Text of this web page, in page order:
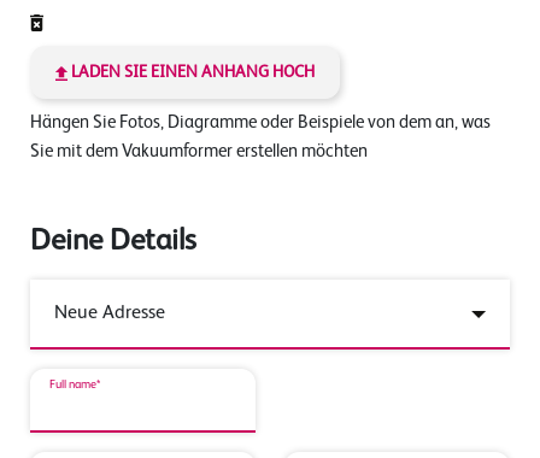
LADEN SIE EINEN ANHANG HOCH
Hängen Sie Fotos, Diagramme oder Beispiele von dem an, was
Sie mit dem Vakuumformer erstellen möchten
Deine Details
Full name*